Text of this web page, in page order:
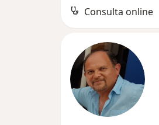
Consulta online